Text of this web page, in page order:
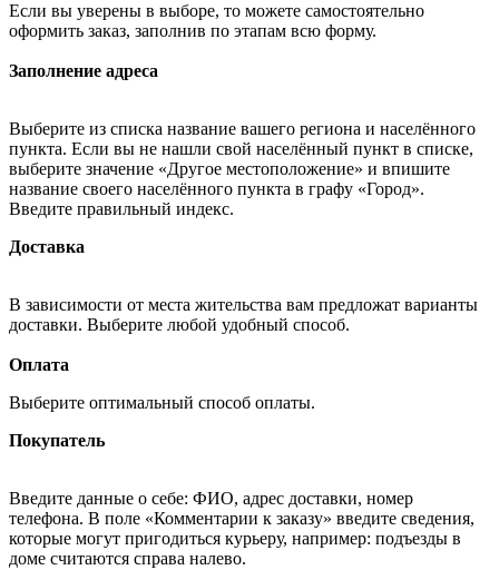
Если вы уверены в выборе, то можете самостоятельно
оформить заказ, заполнив по этапам всю форму.
Заполнение адреса
Выберите из списка название вашего региона и населённого
пункта. Если вы не нашли свой населённый пункт в списке,
выберите значение «Другое местоположение» и впишите
название своего населённого пункта в графу «Город».
Введите правильный индекс.
Доставка
В зависимости от места жительства вам предложат варианты
доставки. Выберите любой удобный способ.
Оплата
Выберите оптимальный способ оплаты.
Покупатель
Введите данные о себе: ФИО, адрес доставки, номер
телефона. В поле «Комментарии к заказу» введите сведения,
которые могут пригодиться курьеру, например: подъезды в
доме считаются справа налево.